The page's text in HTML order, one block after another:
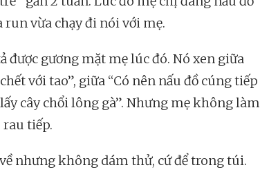
run vừa chạy đi nói với mẹ.
được gương mặt mẹ lúc đó. Nó xen giữa
với tao”, giữa “Có nên nấu đồ cúng tiếp
cây chổi lông gà”. Nhưng mẹ không làm
rau tiếp.
nhưng không dám thử, cứ để trong túi.